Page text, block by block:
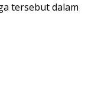
tersebut dalam